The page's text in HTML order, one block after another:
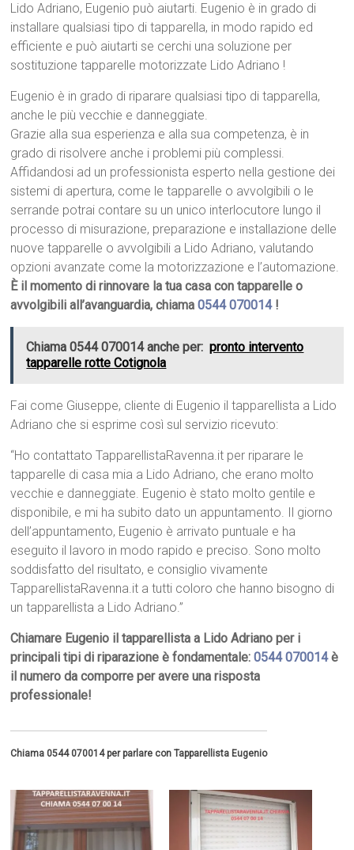
Lido Adriano, Eugenio può aiutarti. Eugenio è in grado di
installare qualsiasi tipo di tapparella, in modo rapido ed
efficiente e può aiutarti se cerchi una soluzione per
sostituzione tapparelle motorizzate Lido Adriano !
Eugenio è in grado di riparare qualsiasi tipo di tapparella,
anche le più vecchie e danneggiate.
Grazie alla sua esperienza e alla sua competenza, è in
grado di risolvere anche i problemi più complessi.
Affidandosi ad un professionista esperto nella gestione dei
sistemi di apertura, come le tapparelle o avvolgibili o le
serrande potrai contare su un unico interlocutore lungo il
processo di misurazione, preparazione e installazione delle
nuove tapparelle o avvolgibili a Lido Adriano, valutando
opzioni avanzate come la motorizzazione e l’automazione.
È il momento di rinnovare la tua casa con tapparelle o
avvolgibili all’avanguardia, chiama0544 070014!
Chiama 0544 070014 anche per: pronto intervento
tapparelle rotte Cotignola
Fai come Giuseppe, cliente di Eugenio il tapparellista a Lido
Adriano che si esprime così sul servizio ricevuto:
“Ho contattato TapparellistaRavenna.it per riparare le
tapparelle di casa mia a Lido Adriano, che erano molto
vecchie e danneggiate. Eugenio è stato molto gentile e
disponibile, e mi ha subito dato un appuntamento. Il giorno
dell’appuntamento, Eugenio è arrivato puntuale e ha
eseguito il lavoro in modo rapido e preciso. Sono molto
soddisfatto del risultato, e consiglio vivamente
TapparellistaRavenna.it a tutti coloro che hanno bisogno di
un tapparellista a Lido Adriano.”
Chiamare Eugenio il tapparellista a Lido Adriano per i
principali tipi di riparazione è fondamentale:0544 070014è
il numero da comporre per avere una risposta
professionale!
Chiama 0544 070014 per parlare con Tapparellista Eugenio